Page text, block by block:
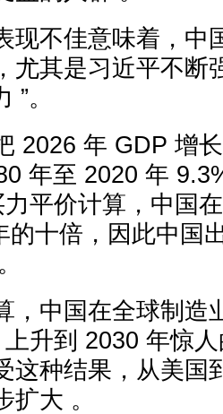
不佳意味着，中
尤其是习近平不断
”。
年 GDP 增长
年至 2020 年
平价计算，中国
的十倍，因此中国
中国在全球制造
升到 2030 年惊
这种结果，从美国
扩大 。